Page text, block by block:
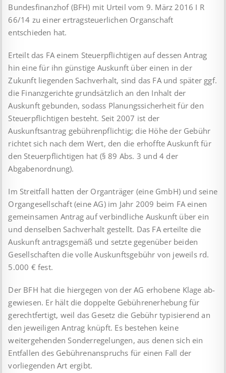
Bundesfinanzhof (BFH) mit Urteil vom 9. März 2016 I R
66/14 zu einer ertragsteuerlichen Organschaft
entschieden hat.
Erteilt das FA einem Steuerpflichtigen auf dessen Antrag
hin eine für ihn günstige Auskunft über einen in der
Zukunft liegenden Sachverhalt, sind das FA und später ggf.
die Finanzgerichte grundsätzlich an den Inhalt der
Auskunft gebunden, sodass Planungssicherheit für den
Steuerpflichtigen besteht. Seit 2007 ist der
Auskunftsantrag gebührenpflichtig; die Höhe der Gebühr
richtet sich nach dem Wert, den die erhoffte Auskunft für
den Steuerpflichtigen hat (§ 89 Abs. 3 und 4 der
Abgabenordnung).
Im Streitfall hatten der Organträger (eine GmbH) und seine
Organgesellschaft (eine AG) im Jahr 2009 beim FA einen
ge­meinsamen Antrag auf verbindliche Auskunft über ein
und denselben Sachverhalt gestellt. Das FA erteilte die
Auskunft antragsgemäß und setzte gegenüber beiden
Gesellschaften die volle Auskunftsgebühr von jeweils rd.
5.000 € fest.
Der BFH hat die hiergegen von der AG erhobene Klage ab­
ge­wiesen. Er hält die doppelte Gebührenerhebung für
gerecht­fertigt, weil das Gesetz die Gebühr typisierend an
den jeweiligen Antrag knüpft. Es bestehen keine
weitergehenden Sonder­re­ge­lun­gen, aus denen sich ein
Entfallen des Gebührenanspruchs für einen Fall der
vorliegenden Art ergibt.